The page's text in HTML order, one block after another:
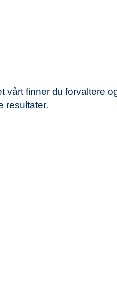
vårt finner du forvaltere
resultater.